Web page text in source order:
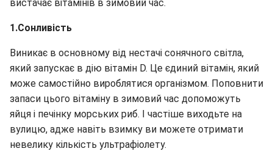
вистачає вітамінів в зимовий час.
1.Сонливість
Виникає в основному від нестачі сонячного світла,
який запускає в дію вітамін D. Це єдиний вітамін, який
може самостійно вироблятися організмом. Поповнити
запаси цього вітаміну в зимовий час допоможуть
яйця і печінку морських риб. І частіше виходьте на
вулицю, адже навіть взимку ви можете отримати
невелику кількість ультрафіолету.